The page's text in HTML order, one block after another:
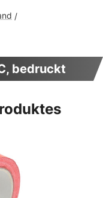
/
bedruckt